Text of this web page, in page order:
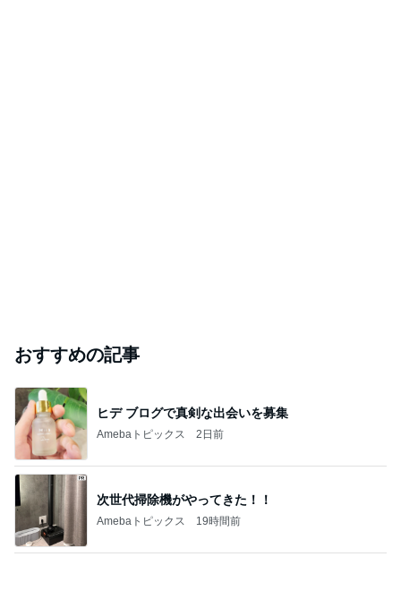
おすすめの記事
ヒデ ブログで真剣な出会いを募集
Amebaトピックス 2日前
次世代掃除機がやってきた！！
Amebaトピックス 19時間前